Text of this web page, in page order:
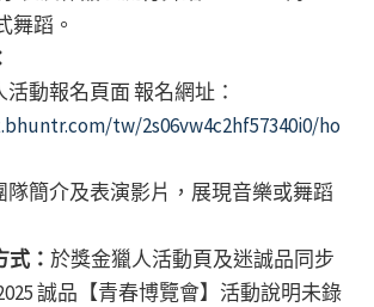
舞蹈。
活動報名頁面 報名網址：
tw/2s06vw4c2hf57340i0/ho
隊簡介及表演影片，展現音樂或舞蹈
： 於獎金獵人活動頁及迷誠品同步
誠品【青春博覽會】活動說明未錄